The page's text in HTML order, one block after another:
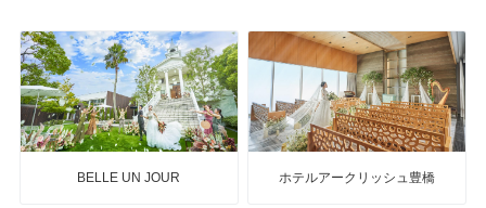
BELLE UN JOUR ホテルアークリッシュ豊橋